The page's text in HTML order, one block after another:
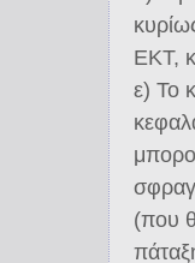
ΕΚΤ,
ε) Το
(που